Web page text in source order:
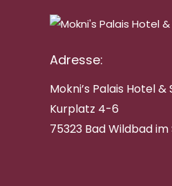
Adresse:
Mokni’s Palais Hotel &
Kurplatz 4-6
75323 Bad Wildbad